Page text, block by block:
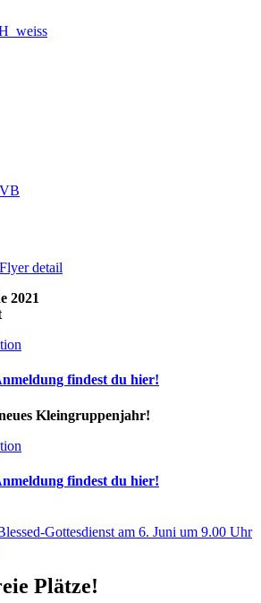
2021
findest du hier!
Kleingruppenjahr!
findest du hier!
Gottesdienst am 6. Juni um 9.00 Uhr
Plätze!